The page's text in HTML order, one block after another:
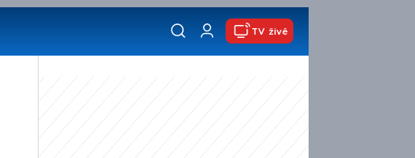
TV živě